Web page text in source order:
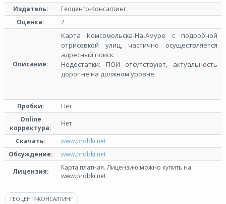
Издатель:
Геоцентр-Консалтинг
Оценка:
2
Описание:
Карта Комсомольска-На-Амуре с подробной
отрисовкой улиц, частично осуществляется
адресный поиск.
Недостатки: ПОИ отсутствуют, актуальность
дорог не на должном уровне.
Пробки:
Нет
Online
корректура:
Нет
Скачать:
www.probki.net
Обсуждение:
www.probki.net
Лицензия:
Карта платная. Лицензию можно купить на
www.probki.net
ГЕОЦЕНТР-КОНСАЛТИНГ